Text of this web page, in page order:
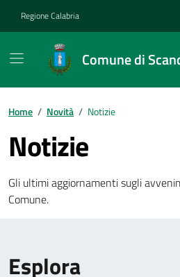
Regione Calabria
Comune di
Home / Novità / Notizie
Notizie
Gli ultimi aggiornamenti sugli
Comune.
Esplora